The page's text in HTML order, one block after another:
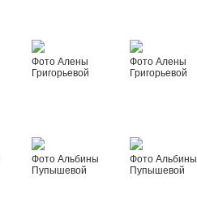
Фото Алены
Григорьевой
Фото Алены
Григорьевой
Фото Альбины
Пупышевой
Фото Альбины
Пупышевой